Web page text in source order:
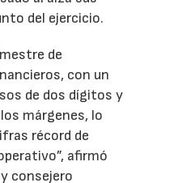
de 2026
en el mismo
compañía
beneficio por
en la solidez del
al alza sus
del ejercicio.